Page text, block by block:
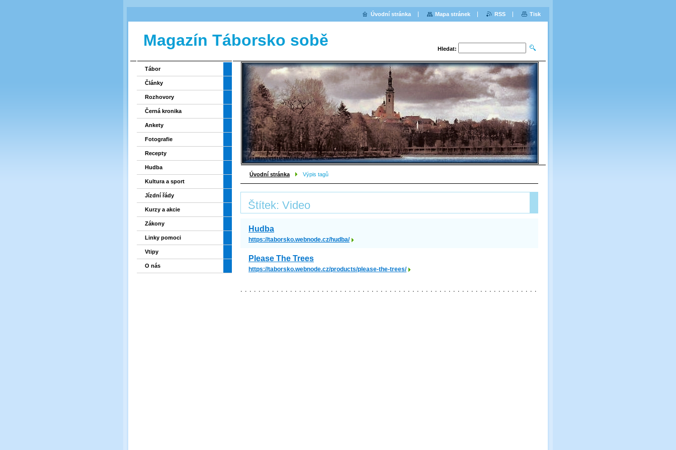
Magazín Táborsko sobě Hledat:
Úvodní stránka Výpis tagů
Štítek: Video
Hudba
https://taborsko.webnode.cz/hudba/
Please The Trees
https://taborsko.webnode.cz/products/please-the-trees/
Tábor
Články
Rozhovory
Černá kronika
Ankety
Fotografie
Recepty
Hudba
Kultura a sport
Jízdní řády
Kurzy a akcie
Zákony
Linky pomoci
Vtipy
O nás
Úvodní stránka Mapa stránek RSS Tisk